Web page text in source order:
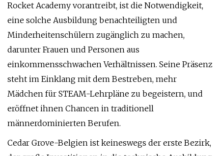
Rocket Academy vorantreibt, ist die Notwendigkeit,
eine solche Ausbildung benachteiligten und
Minderheitenschülern zugänglich zu machen,
darunter Frauen und Personen aus
einkommensschwachen Verhältnissen. Seine Präsenz
steht im Einklang mit dem Bestreben, mehr
Mädchen für STEAM-Lehrpläne zu begeistern, und
eröffnet ihnen Chancen in traditionell
männerdominierten Berufen.
Cedar Grove-Belgien ist keineswegs der erste Bezirk,